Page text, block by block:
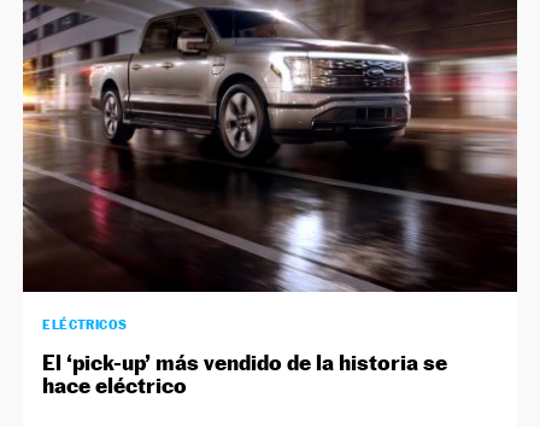
ELÉCTRICOS
El ‘pick-up’ más vendido de la historia se
hace eléctrico